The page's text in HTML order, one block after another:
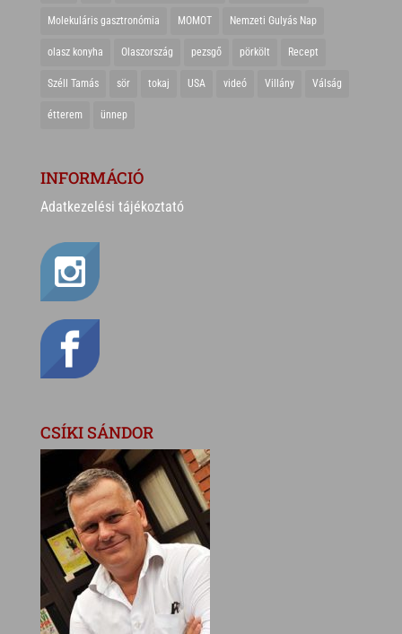
Molekuláris gasztronómia MOMOT Nemzeti Gulyás Nap
olasz konyha Olaszország pezsgő pörkölt Recept
Széll Tamás sör tokaj USA videó Villány Válság
étterem ünnep
INFORMÁCIÓ
Adatkezelési tájékoztató
CSÍKI SÁNDOR